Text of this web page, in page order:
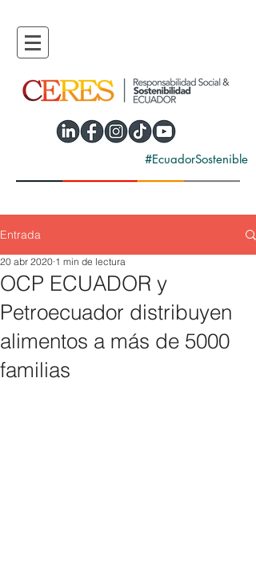
#EcuadorSostenible
Entrada
OCP ECUADOR y
Petroecuador distribuyen
alimentos a más de 5000
familias
20 abr 2020 1 min de lectura